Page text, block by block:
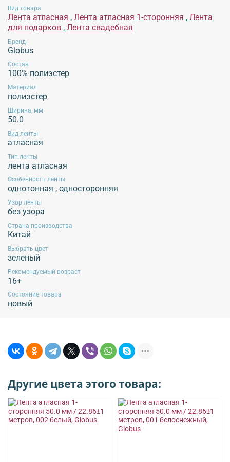
Внимание! Для сохранения характеристик продукции не рекомендуется
при высоких температурах, использование химических средств для стирки,
отбеливание, использование хлорсодержащих средств, отжим изделий в
стиральной машине, высокотемпературная обработка, отпаривание изделий.
Рекомендуется применять щадящие методы ухода, избегать воздействия
Эксплуатация продукции без учета данных рекомендаций не гарантирует
сохранение внешнего вида изделия!
Обязательной сертификации не подлежит!
Вид товара
Лента атласная , Лента атласная 1-сторонняя , Лента
для подарков , Лента свадебная
Бренд
Globus
Состав
100% полиэстер
Материал
полиэстер
Ширина, мм
50.0
Вид ленты
атласная
Тип ленты
лента атласная
Особенность ленты
однотонная , односторонняя
Узор ленты
без узора
Страна производства
Китай
Выбрать цвет
зеленый
Рекомендуемый возраст
16+
Состояние товара
новый
Другие цвета этого товара: